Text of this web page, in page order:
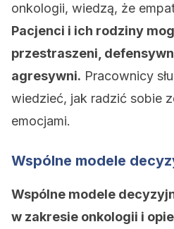
onkologii, wiedzą, że
Pacjenci i ich rodziny
przestraszeni,
agresywni. Pracownicy
wiedzieć, jak radzić sobie
emocjami.
Wspólne modele
Wspólne modele
w zakresie onkologii i